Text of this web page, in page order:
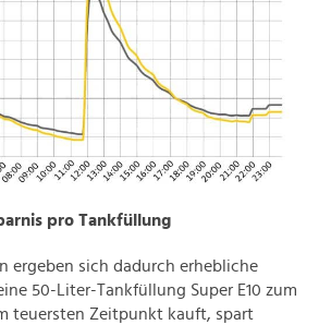
pro Tankfüllung
ergeben sich dadurch erhebliche
50-Liter-Tankfüllung Super E10 zum
teuersten Zeitpunkt kauft, spart